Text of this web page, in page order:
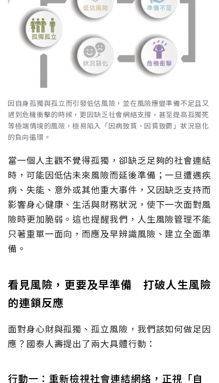
因自身孤獨與孤立而引發低估風險，並在風險應變準備不足且又
遇到危機衝擊的時候，更因缺乏社會網絡支撐，甚至提高孤獨死
等極端情境的風險，極易陷入「因病致貧、因貧致鬱」狀況惡化
的負向循環。
當一個人主觀不覺得孤獨，卻缺乏足夠的社會連結
時，可能因低估未來風險而延後準備；一旦遭遇疾
病、失能、意外或其他重大事件，又因缺乏支持而
影響身心健康、生活與財務狀況，使下一次面對風
險時更加脆弱。這也提醒我們，人生風險管理不能
只著重單一面向，而應及早辨識風險、建立全面準
備。
看見風險，更要及早準備 打破人生風險
的連鎖反應
面對身心財與孤獨、孤立風險，我們該如何做足因
應？國泰人壽提出了兩大具體行動：
行動一：重新檢視社會連結網絡，正視「自